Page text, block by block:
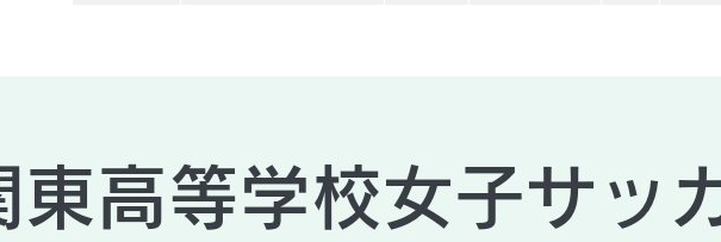
東高等学校女子サッ